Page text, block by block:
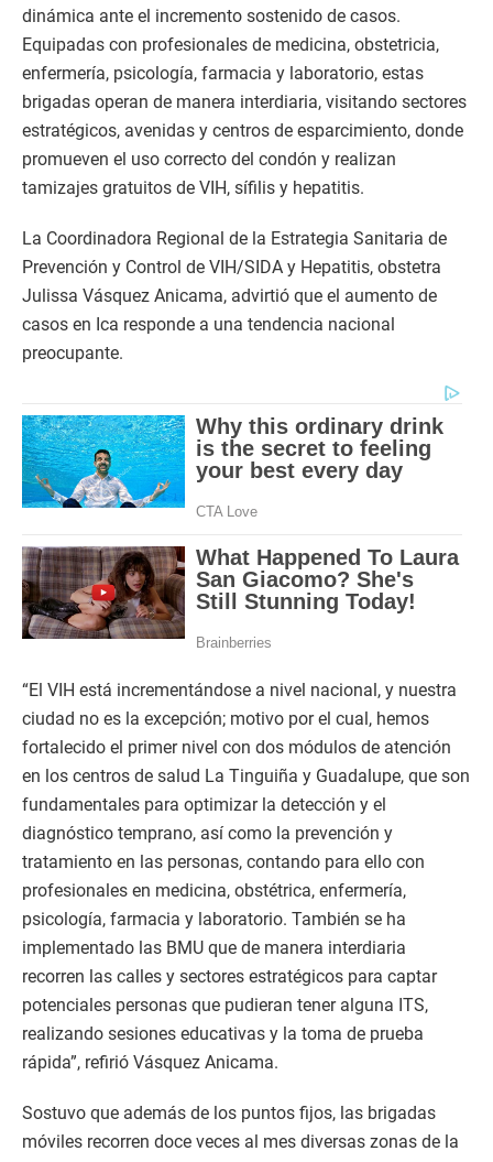
dinámica ante el incremento sostenido de casos.
Equipadas con profesionales de medicina, obstetricia,
enfermería, psicología, farmacia y laboratorio, estas
brigadas operan de manera interdiaria, visitando sectores
estratégicos, avenidas y centros de esparcimiento, donde
promueven el uso correcto del condón y realizan
tamizajes gratuitos de VIH, sífilis y hepatitis.
La Coordinadora Regional de la Estrategia Sanitaria de
Prevención y Control de VIH/SIDA y Hepatitis, obstetra
Julissa Vásquez Anicama, advirtió que el aumento de
casos en Ica responde a una tendencia nacional
preocupante.
“El VIH está incrementándose a nivel nacional, y nuestra
ciudad no es la excepción; motivo por el cual, hemos
fortalecido el primer nivel con dos módulos de atención
en los centros de salud La Tinguiña y Guadalupe, que son
fundamentales para optimizar la detección y el
diagnóstico temprano, así como la prevención y
tratamiento en las personas, contando para ello con
profesionales en medicina, obstétrica, enfermería,
psicología, farmacia y laboratorio. También se ha
implementado las BMU que de manera interdiaria
recorren las calles y sectores estratégicos para captar
potenciales personas que pudieran tener alguna ITS,
realizando sesiones educativas y la toma de prueba
rápida”, refirió Vásquez Anicama.
Sostuvo que además de los puntos fijos, las brigadas
móviles recorren doce veces al mes diversas zonas de la